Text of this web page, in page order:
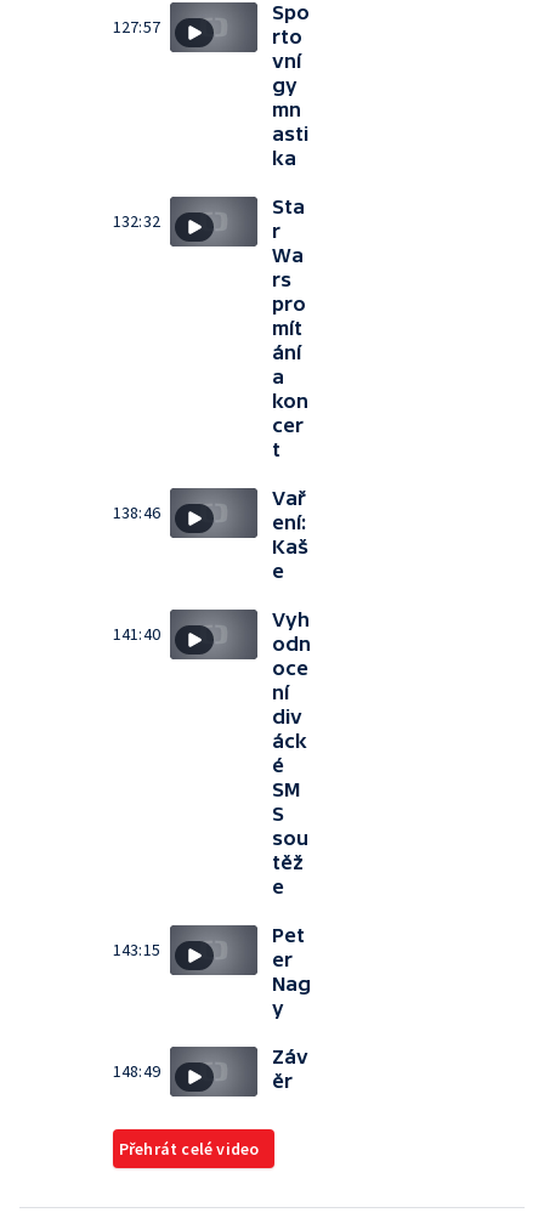
127:57
Spo
rto
vní
gy
mn
asti
ka
132:32
Sta
r
Wa
rs
pro
mít
ání
a
kon
cer
t
138:46
Vař
ení:
Kaš
e
141:40
Vyh
odn
oce
ní
div
áck
é
SM
S
sou
těž
e
143:15
Pet
er
Nag
y
148:49
Záv
ěr
Přehrát celé video